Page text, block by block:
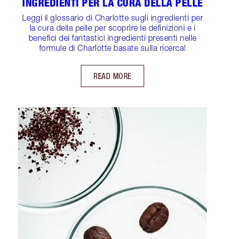
INGREDIENTI PER LA CURA DELLA PELLE
Leggi il glossario di Charlotte sugli ingredienti per
la cura della pelle per scoprire le definizioni e i
benefici dei fantastici ingredienti presenti nelle
formule di Charlotte basate sulla ricerca!
READ MORE